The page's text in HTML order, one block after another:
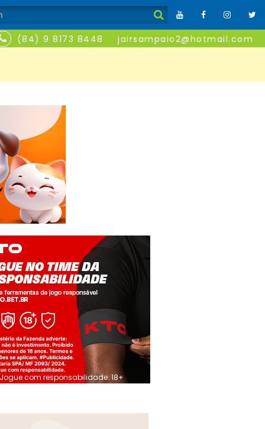
(84) 9 8173 8448 jairsampaio2@hotmail.com
Jogue com responsabilidade. 18+